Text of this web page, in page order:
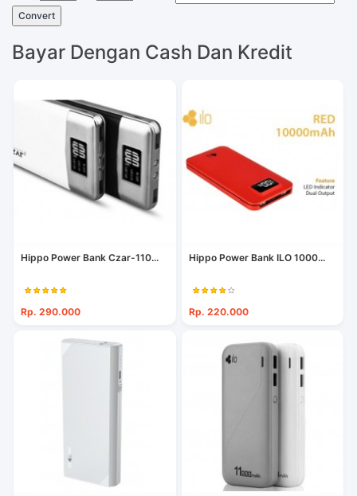
Convert
Bayar Dengan Cash Dan Kredit
Hippo Power Bank Czar-110...
Rp. 290.000
Hippo Power Bank ILO 1000...
Rp. 220.000